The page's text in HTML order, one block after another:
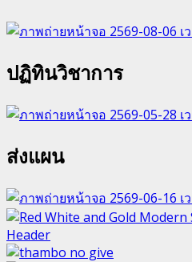
ปฏิทินวิชาการ
ส่งแผน